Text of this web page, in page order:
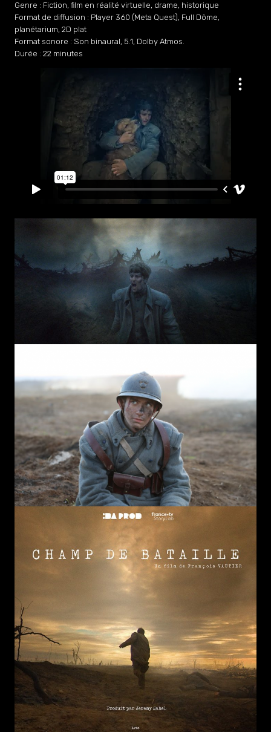
Genre : Fiction, film en réalité virtuelle, drame, historique
Format de diffusion : Player 360 (Meta Quest), Full Dôme,
planétarium, 2D plat
Format sonore : Son binaural, 5.1, Dolby Atmos.
Durée : 22 minutes